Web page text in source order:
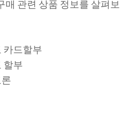
매 관련 상품 정보를 살펴보
카드할부
할부